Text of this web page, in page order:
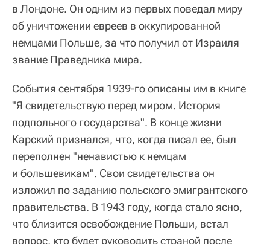
в Лондоне. Он одним из первых поведал миру
об уничтожении евреев в оккупированной
немцами Польше, за что получил от Израиля
звание Праведника мира.
События сентября 1939-го описаны им в книге
"Я свидетельствую перед миром. История
подпольного государства". В конце жизни
Карский признался, что, когда писал ее, был
переполнен "ненавистью к немцам
и большевикам". Свои свидетельства он
изложил по заданию польского эмигрантского
правительства. В 1943 году, когда стало ясно,
что близится освобождение Польши, встал
вопрос, кто будет руководить страной после